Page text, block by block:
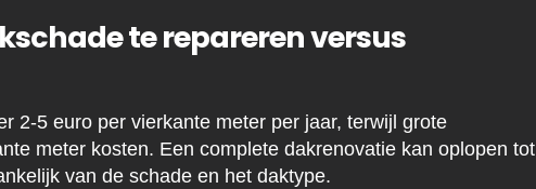
te repareren versus
2-5 euro per vierkante meter per jaar, terwijl grote
meter kosten. Een complete dakrenovatie kan oplopen tot
van de schade en het daktype.